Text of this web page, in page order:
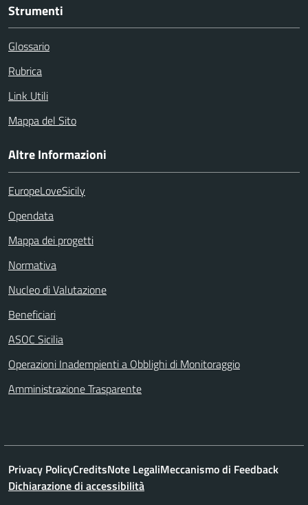
Strumenti
Glossario
Rubrica
Link Utili
Mappa del Sito
Altre Informazioni
EuropeLoveSicily
Opendata
Mappa dei progetti
Normativa
Nucleo di Valutazione
Beneficiari
ASOC Sicilia
Operazioni Inadempienti a Obblighi di Monitoraggio
Amministrazione Trasparente
Privacy PolicyCreditsNote LegaliMeccanismo di Feedback
Dichiarazione di accessibilità